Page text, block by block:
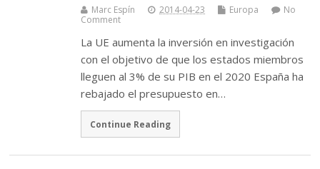
Marc Espín 2014-04-23 Europa
No
Comment
La UE aumenta la inversión en investigación
con el objetivo de que los estados miembros
lleguen al 3% de su PIB en el 2020 España ha
rebajado el presupuesto en…
Continue Reading